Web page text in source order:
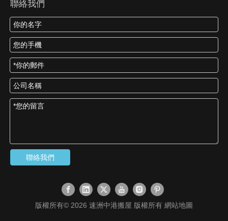
聯絡我們
聯絡我們
版權所有© 2026 速洲中港搬屋 版權所有 網站地圖